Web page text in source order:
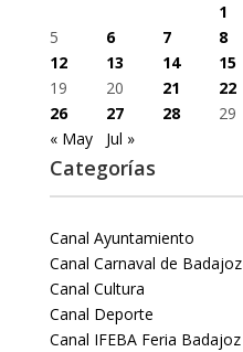
1
5
6 7 8
12
13 14 15
19
20 21 22
26
27 28 29
« May
Jul »
Categorías
Canal Ayuntamiento
Canal Carnaval de Badajoz
Canal Cultura
Canal Deporte
Canal IFEBA Feria Badajoz